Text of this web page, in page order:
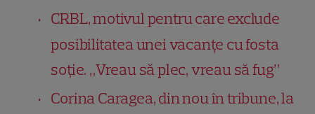
CRBL, motivul pentru care exclude
posibilitatea unei vacanțe cu fosta
soție. „Vreau să plec, vreau să fug”
Corina Caragea, din nou în tribune, la